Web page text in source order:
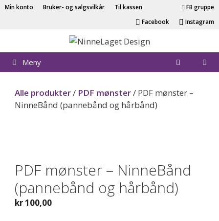
Hopp
Min konto Bruker- og salgsvilkår Til kassen
FB gruppe
Instagram
Facebook
Meny
Alle produkter/ PDF mønster/ PDF mønster –
NinneBånd (pannebånd og hårbånd)
PDF mønster – NinneBånd
(pannebånd og hårbånd)
kr100,00